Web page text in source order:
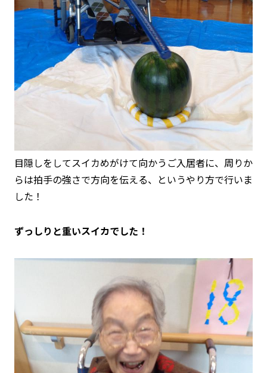
目隠しをしてスイカめがけて向かうご入居者に、周りか
らは拍手の強さで方向を伝える、というやり方で行いま
した！
ずっしりと重いスイカでした！